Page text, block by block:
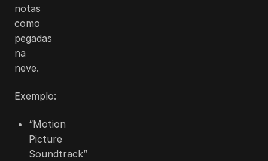
notas
como
pegadas
na
neve.
Exemplo:
“Motion
Picture
Soundtrack”